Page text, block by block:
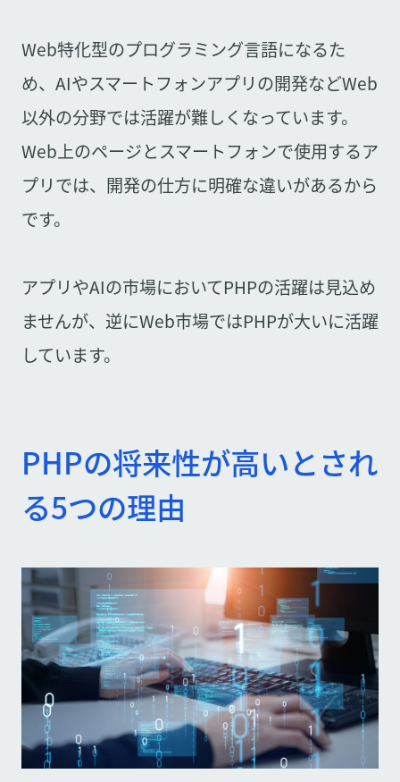
Web特化型のプログラミング言語になるた
め、AIやスマートフォンアプリの開発などWeb
以外の分野では活躍が難しくなっています。
Web上のページとスマートフォンで使用するア
プリでは、開発の仕方に明確な違いがあるから
です。
アプリやAIの市場においてPHPの活躍は見込め
ませんが、逆にWeb市場ではPHPが大いに活躍
しています。
PHPの将来性が高いとされ
る5つの理由